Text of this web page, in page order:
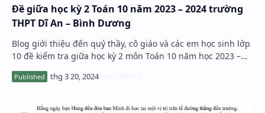
Đề giữa học kỳ 2 Toán 10 năm 2023 – 2024 trường
THPT Dĩ An – Bình Dương
Blog giới thiệu đến quý thầy, cô giáo và các em học sinh lớp
10 đề kiểm tra giữa học kỳ 2 môn Toán 10 năm học 2023 –